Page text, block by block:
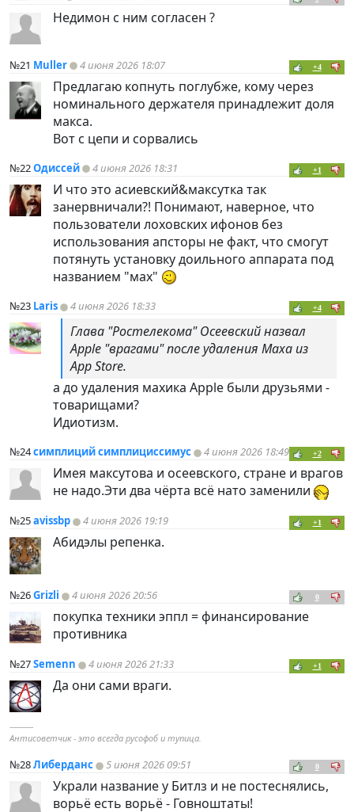
Недимон с ним согласен ?
№21 Muller 4 июня 2026 18:07 +4
Предлагаю копнуть поглубже, кому через
номинального держателя принадлежит доля
макса.
Вот с цепи и сорвались
№22Одиссей 4 июня 2026 18:31 +1
И что это асиевский&максутка так
занервничали?! Понимают, наверное, что
пользователи лоховских ифонов без
использования апсторы не факт, что смогут
потянуть установку доильного аппарата под
названием "мах"
№23 Laris 4 июня 2026 18:33 +4
Глава "Ростелекома" Осеевский назвал
Apple "врагами" после удаления Маха из
App Store.
а до удаления махика Apple были друзьями -
товарищами?
Идиотизм.
№24симплиций симплициссимус 4 июня 2026 18:49 +2
Имея максутова и осеевского, стране и врагов
не надо.Эти два чёрта всё нато заменили
№25avissbp 4 июня 2026 19:19 +1
Абидэлы репенка.
№26Grizli 4 июня 2026 20:56 0
покупка техники эппл = финансирование
противника
№27Semenn 4 июня 2026 21:33 +1
Да они сами враги.
----------
Антисоветчик - это всегда русофоб и тупица.
№28Либерданс 5 июня 2026 09:51 0
Украли название у Битлз и не постеснялись,
ворьё есть ворьё - Говноштаты!